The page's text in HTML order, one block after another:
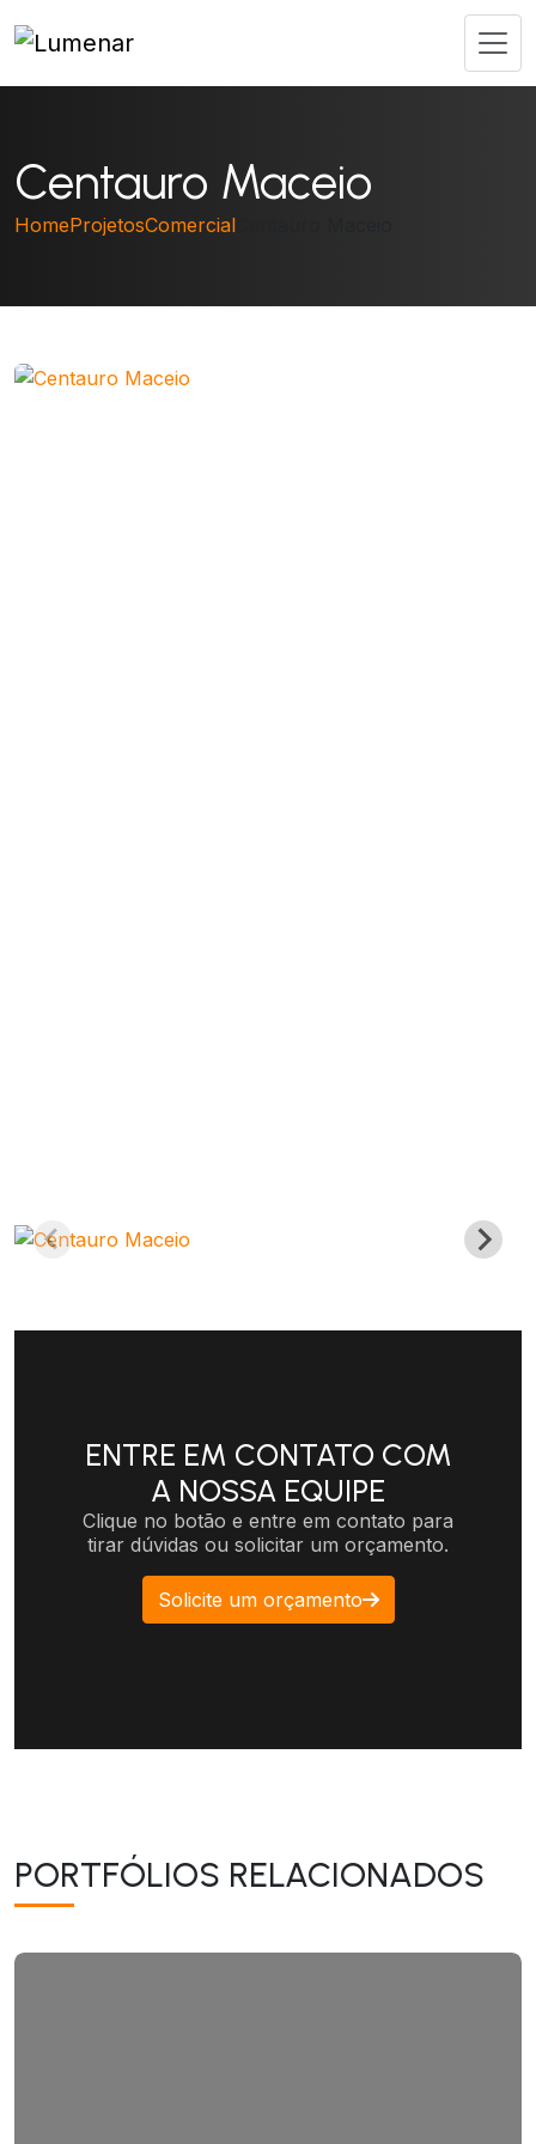
Centauro Maceio
HomeProjetosComercial
ENTRE EM CONTATO COM
A NOSSA EQUIPE
Clique no botão e entre em contato para
tirar dúvidas ou solicitar um orçamento.
Solicite um orçamento
PORTFÓLIOS RELACIONADOS